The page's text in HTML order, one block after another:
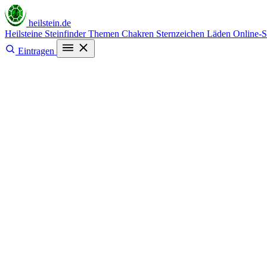
heilstein.de
Heilsteine SteinfinderThemen Chakren Sternzeichen Läden Online-
Eintragen